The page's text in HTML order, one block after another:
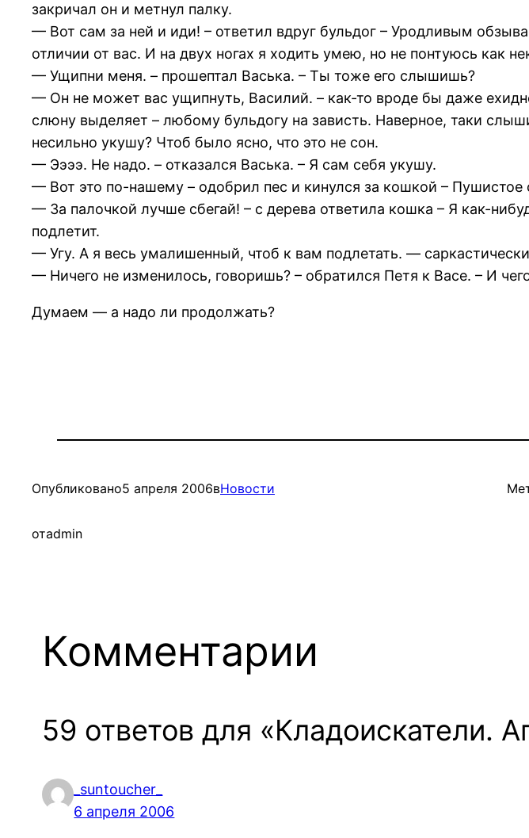
закричал он и метнул палку.
— Вот сам за ней и иди! – ответил вдруг бульдог – Уродливым
отличии от вас. И на двух ногах я ходить умею, но не понтуюсь как
— Ущипни меня. – прошептал Васька. – Ты тоже его слышишь?
— Он не может вас ущипнуть, Василий. – как-то вроде бы даже
слюну выделяет – любому бульдогу на зависть. Наверное, таки
несильно укушу? Чтоб было ясно, что это не сон.
— Ээээ. Не надо. – отказался Васька. – Я сам себя укушу.
— Вот это по-нашему – одобрил пес и кинулся за кошкой – Пушистое
— За палочкой лучше сбегай! – с дерева ответила кошка – Я как-
подлетит.
— Угу. А я весь умалишенный, чтоб к вам подлетать. —
— Ничего не изменилось, говоришь? – обратился Петя к Васе. – И
Думаем — а надо ли продолжать?
Опубликовано5 апреля 2006вНовости
отadmin
Комментарии
59 ответов для «Кладоискатели.
_suntoucher_
6 апреля 2006